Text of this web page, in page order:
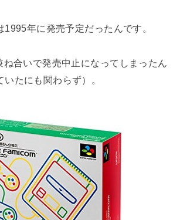
年に発売予定だったんです。
ね合いで発売中止になってしまったん
たにも関わらず）。